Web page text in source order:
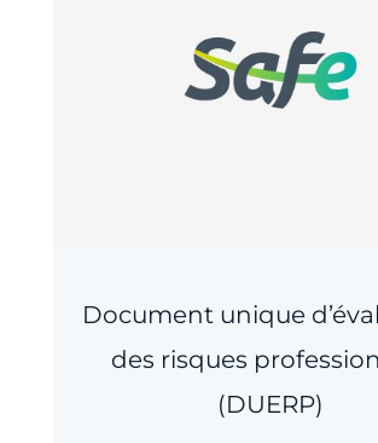
Document unique
des risques
(DUERP)